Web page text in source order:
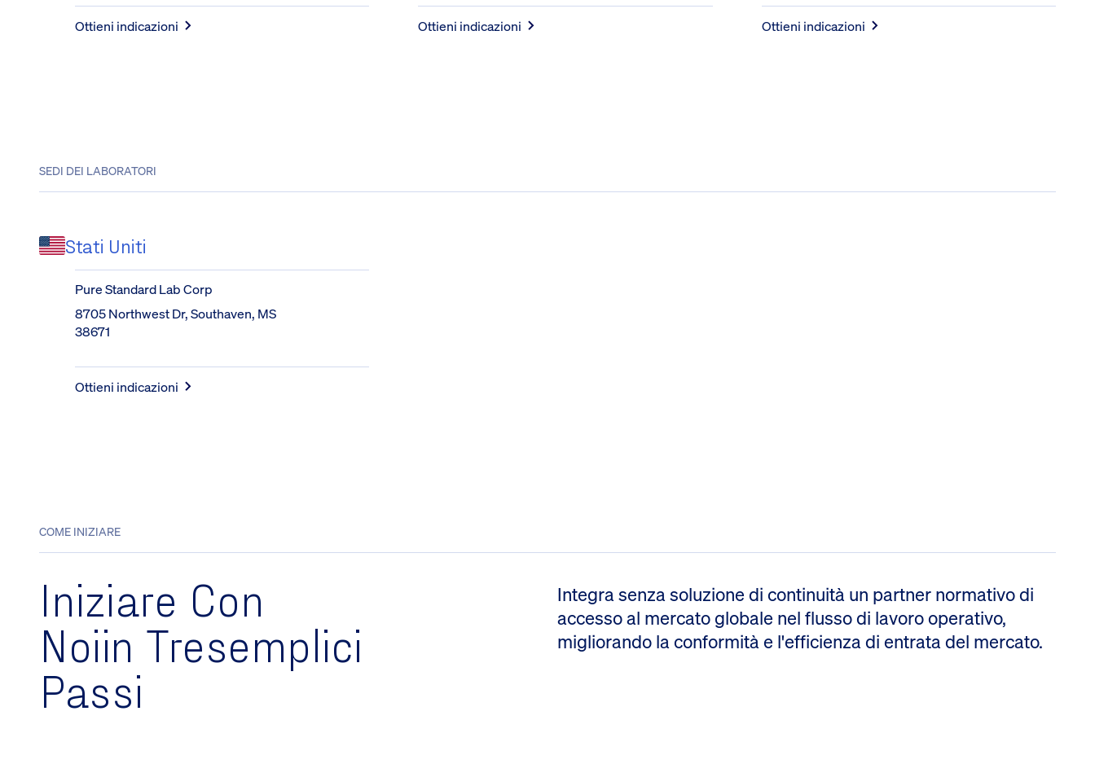
Ottieni indicazioni Ottieni indicazioni Ottieni indicazioni
SEDI DEI LABORATORI
Stati Uniti
Pure Standard Lab Corp
8705 Northwest Dr, Southaven, MS
38671
Ottieni indicazioni
COME INIZIARE
Iniziare Con
NoiIn TreSemplici
Passi
Integra senza soluzione di continuità un partner normativo di
accesso al mercato globale nel flusso di lavoro operativo,
migliorando la conformità e l'efficienza di entrata del mercato.